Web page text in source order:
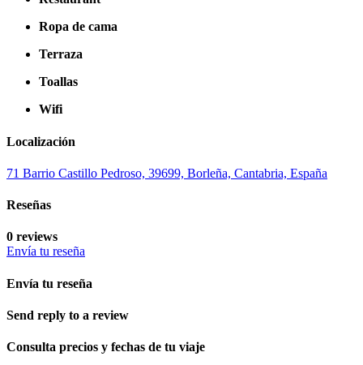
Ropa de cama
Terraza
Toallas
Wifi
Localización
71 Barrio Castillo Pedroso, 39699, Borleña, Cantabria, España
Reseñas
0 reviews
Envía tu reseña
Envía tu reseña
Send reply to a review
Consulta precios y fechas de tu viaje